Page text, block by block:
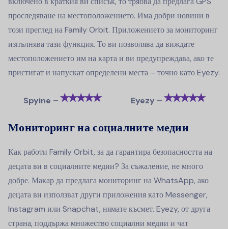
проследяване на местоположението. Има добри новини в
този преглед на Family Orbit. Приложението за мониторинг
изпълнява тази функция. То ви позволява да виждате
местоположението им на карта и ви предупреждава, ако те
пристигат и напускат определени места – точно като Eyezy.
Spyine –⭑⭑⭑⭑⭑ Eyezy –⭑⭑⭑⭑⭑
Мониторинг на социалните медии
Как работи Family Orbit, за да гарантира безопасността на
децата ви в социалните медии? За съжаление, не много
добре. Макар да предлага мониторинг на WhatsApp, ако
децата ви използват други приложения като Messenger,
Instagram или Snapchat, нямате късмет. Eyezy, от друга
страна, поддържа множество социални медии и чат